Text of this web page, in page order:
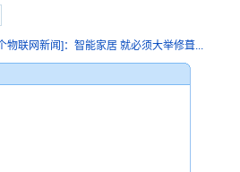
物联网新闻]：智能家居 就必须大举修葺...